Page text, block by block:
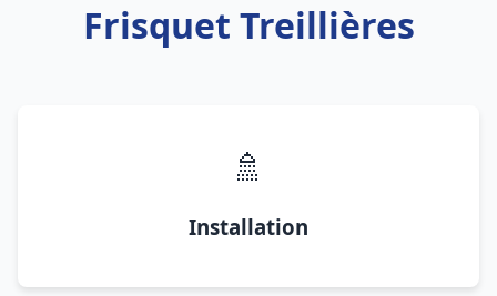
Frisquet Treillières
🚿
Installation